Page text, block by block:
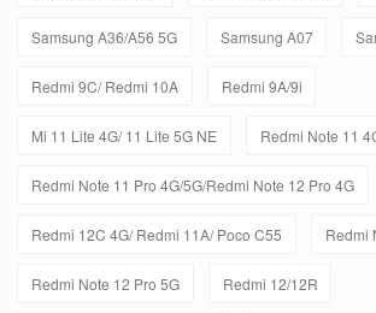
Samsung A36/A56 5G Samsung A07
Redmi 9C/ Redmi 10A Redmi 9A/9i
Mi 11 Lite 4G/ 11 Lite 5G NE Redmi Note 11
Redmi Note 11 Pro 4G/5G/Redmi Note 12 Pro 4G
Redmi 12C 4G/ Redmi 11A/ Poco C55 Redmi
Redmi Note 12 Pro 5G Redmi 12/12R